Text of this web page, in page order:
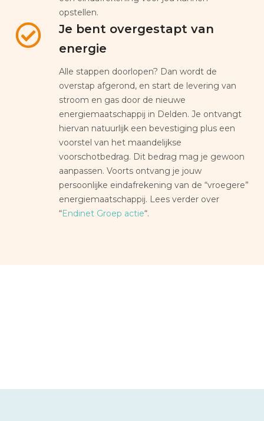
opstellen.
Je bent overgestapt van
energie
Alle stappen doorlopen? Dan wordt de
overstap afgerond, en start de levering van
stroom en gas door de nieuwe
energiemaatschappij in Delden. Je ontvangt
hiervan natuurlijk een bevestiging plus een
voorstel van het maandelijkse
voorschotbedrag. Dit bedrag mag je gewoon
aanpassen. Voorts ontvang je jouw
persoonlijke eindafrekening van de “vroegere”
energiemaatschappij. Lees verder over
“Endinet Groep actie“.